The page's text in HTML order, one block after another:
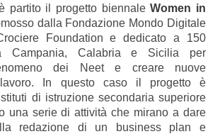
partito il progetto biennaleWomen in
dalla Fondazione Mondo Digitale
Foundation e dedicato a 150
Campania, Calabria e Sicilia per
dei Neet e creare nuove
In questo caso il progetto è
di istruzione secondaria superiore
una serie di attività che mirano a dare
redazione di un business plan e